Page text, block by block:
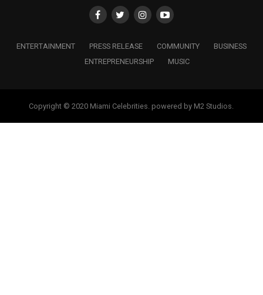
ENTERTAINMENT PRESS RELEASE COMMUNITY
BUSINESS
ENTREPRENEURSHIP
MUSIC
Copyright © 2020 Miami Celebrities. powered by M2 Studios.